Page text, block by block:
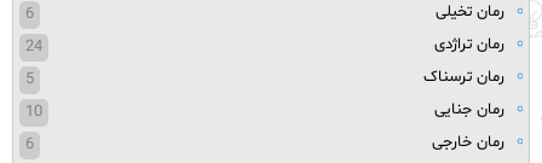
رمان تخیلی
6
رمان تراژدی
24
رمان ترسناک
5
رمان جنایی
10
رمان خارجی
6